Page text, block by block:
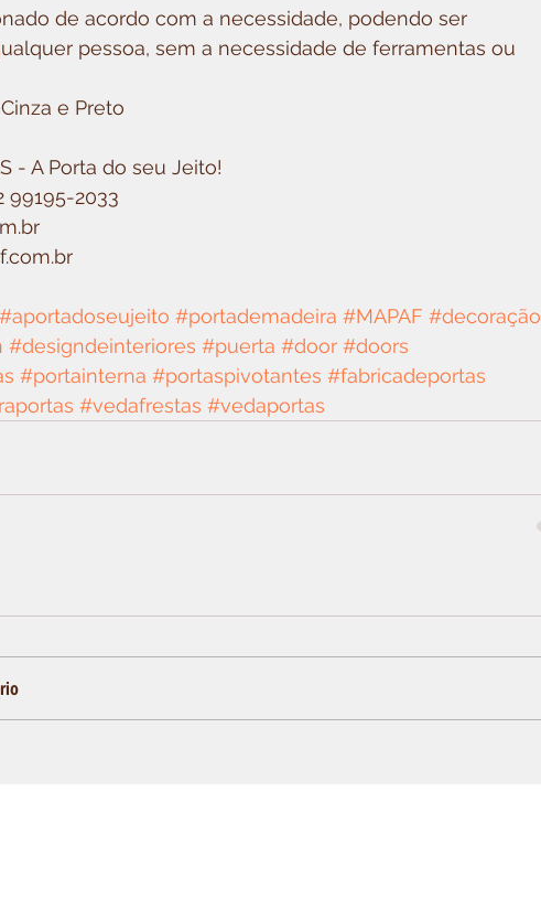
de acordo com a necessidade, podendo ser
pessoa, sem a necessidade de ferramentas ou
e Preto⠀
- A Porta do seu Jeito!⠀
99195-2033⠀
#aportadoseujeito #portademadeira #MAPAF #decoração
#designdeinteriores #puerta #door #doors
#portainterna #portaspivotantes #fabricadeportas
#vedafrestas #vedaportas